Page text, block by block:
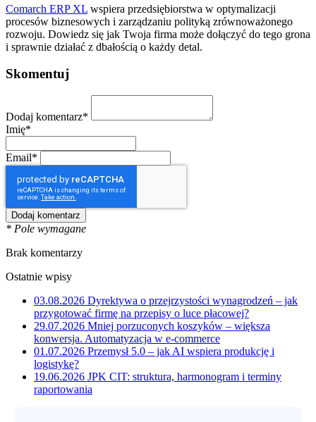
Comarch ERP XL wspiera przedsiębiorstwa w optymalizacji
procesów biznesowych i zarządzaniu polityką zrównoważonego
rozwoju. Dowiedz się jak Twoja firma może dołączyć do tego grona
i sprawnie działać z dbałością o każdy detal.
Skomentuj
Dodaj komentarz*
Imię*
Email*
* Pole wymagane
Brak komentarzy
Ostatnie wpisy
03.08.2026 Dyrektywa o przejrzystości wynagrodzeń – jak
przygotować firmę na przepisy o luce płacowej?
29.07.2026 Mniej porzuconych koszyków – większa
konwersja. Automatyzacja w e-commerce
01.07.2026 Przemysł 5.0 – jak AI wspiera produkcję i
logistykę?
19.06.2026 JPK CIT: struktura, harmonogram i terminy
raportowania